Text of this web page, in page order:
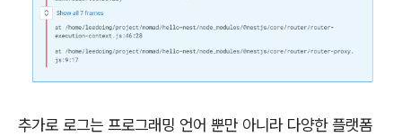
추가로 로그는 프로그래밍 언어 뿐만 아니라 다양한 플랫폼